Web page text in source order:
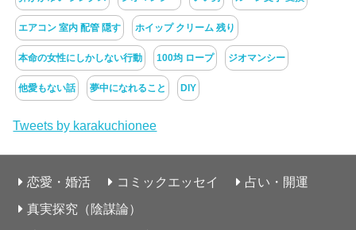
エアコン 室内 配管 隠す ホイップ クリーム 残り
本命の女性にしかしない行動 100均 ロープ ジオマンシー
他愛もない話 夢中になれること DIY
Tweets by karakuchionee
恋愛・婚活 コミックエッセイ
占い・開運
真実探究（陰謀論）